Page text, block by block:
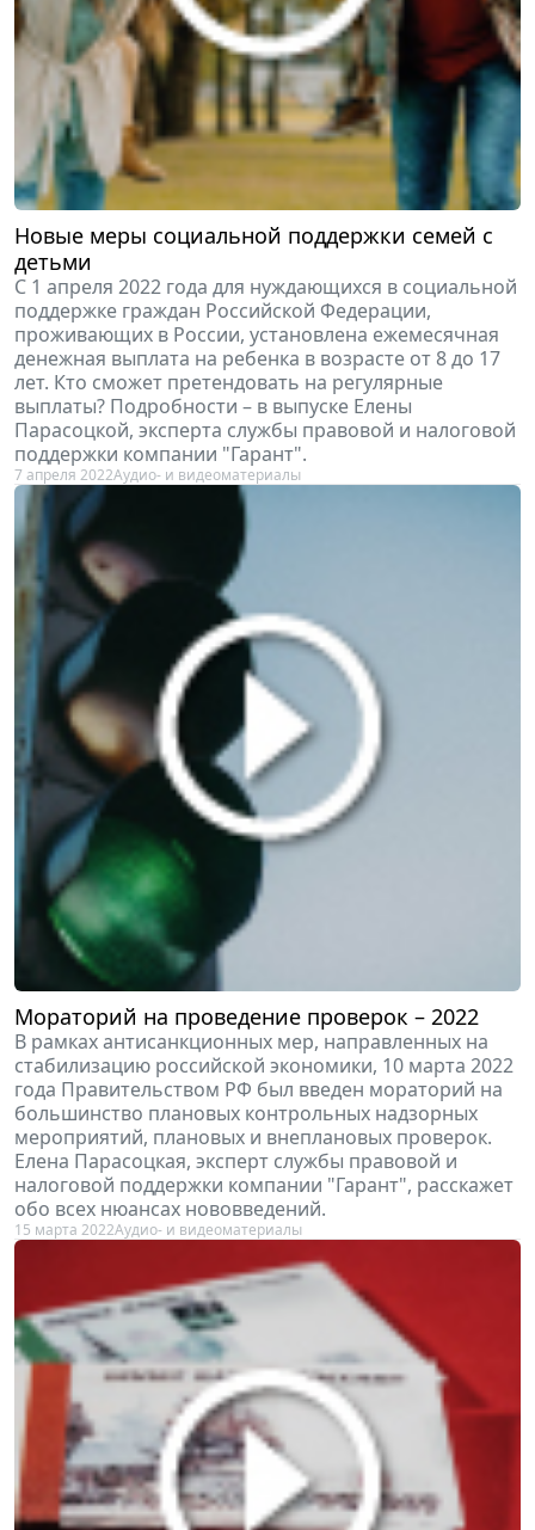
Новые меры социальной поддержки семей с
детьми
С 1 апреля 2022 года для нуждающихся в социальной
поддержке граждан Российской Федерации,
проживающих в России, установлена ежемесячная
денежная выплата на ребенка в возрасте от 8 до 17
лет. Кто сможет претендовать на регулярные
выплаты? Подробности – в выпуске Елены
Парасоцкой, эксперта службы правовой и налоговой
поддержки компании "Гарант".
7 апреля 2022Аудио- и видеоматериалы
Мораторий на проведение проверок – 2022
В рамках антисанкционных мер, направленных на
стабилизацию российской экономики, 10 марта 2022
года Правительством РФ был введен мораторий на
большинство плановых контрольных надзорных
мероприятий, плановых и внеплановых проверок.
Елена Парасоцкая, эксперт службы правовой и
налоговой поддержки компании "Гарант", расскажет
обо всех нюансах нововведений.
15 марта 2022Аудио- и видеоматериалы